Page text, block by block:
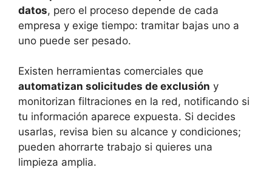
datos, pero el proceso depende de cada
empresa y exige tiempo: tramitar bajas uno a
uno puede ser pesado.
Existen herramientas comerciales que
automatizan solicitudes de exclusión y
monitorizan filtraciones en la red, notificando si
tu información aparece expuesta. Si decides
usarlas, revisa bien su alcance y condiciones;
pueden ahorrarte trabajo si quieres una
limpieza amplia.